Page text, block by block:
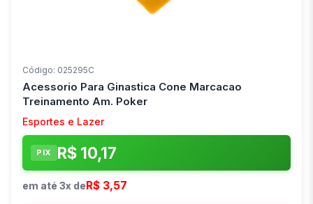
Código: 025295C
Acessorio Para Ginastica Cone Marcacao
Treinamento Am. Poker
Esportes e Lazer
PIX R$ 10,17
em até 3x de R$ 3,57